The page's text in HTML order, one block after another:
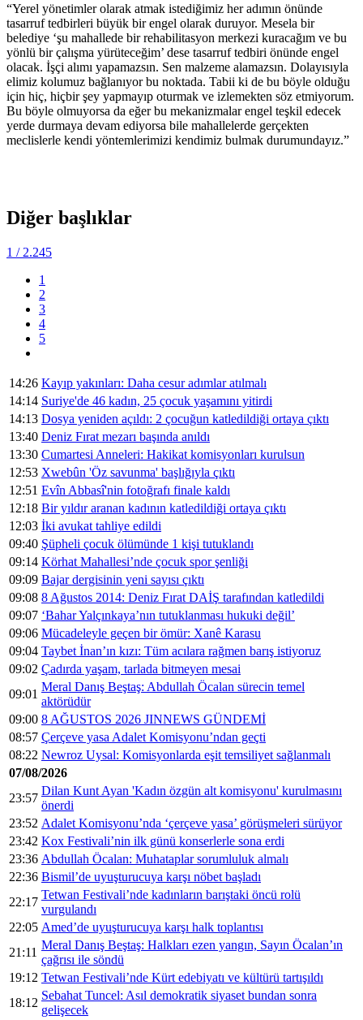
“Yerel yönetimler olarak atmak istediğimiz her adımın önünde
tasarruf tedbirleri büyük bir engel olarak duruyor. Mesela bir
belediye ‘şu mahallede bir rehabilitasyon merkezi kuracağım ve bu
yönlü bir çalışma yürüteceğim’ dese tasarruf tedbiri önünde engel
olacak. İşçi alımı yapamazsın. Sen malzeme alamazsın. Dolayısıyla
elimiz kolumuz bağlanıyor bu noktada. Tabii ki de bu böyle olduğu
için hiç, hiçbir şey yapmayıp oturmak ve izlemekten söz etmiyorum.
Bu böyle olmuyorsa da eğer bu mekanizmalar engel teşkil edecek
yerde durmaya devam ediyorsa bile mahallelerde gerçekten
meclislerle kendi yöntemlerimizi kendimiz bulmak durumundayız.”
Diğer başlıklar
1 / 2.245
1
2
3
4
5
14:26 Kayıp yakınları: Daha cesur adımlar atılmalı
14:14 Suriye'de 46 kadın, 25 çocuk yaşamını yitirdi
14:13 Dosya yeniden açıldı: 2 çocuğun katledildiği ortaya çıktı
13:40 Deniz Fırat mezarı başında anıldı
13:30 Cumartesi Anneleri: Hakikat komisyonları kurulsun
12:53 Xwebûn 'Öz savunma' başlığıyla çıktı
12:51 Evîn Abbasî'nin fotoğrafı finale kaldı
12:18 Bir yıldır aranan kadının katledildiği ortaya çıktı
12:03 İki avukat tahliye edildi
09:40 Şüpheli çocuk ölümünde 1 kişi tutuklandı
09:14 Körhat Mahallesi’nde çocuk spor şenliği
09:09 Bajar dergisinin yeni sayısı çıktı
09:08 8 Ağustos 2014: Deniz Fırat DAİŞ tarafından katledildi
09:07 ‘Bahar Yalçınkaya’nın tutuklanması hukuki değil’
09:06 Mücadeleyle geçen bir ömür: Xanê Karasu
09:04 Taybet İnan’ın kızı: Tüm acılara rağmen barış istiyoruz
09:02 Çadırda yaşam, tarlada bitmeyen mesai
09:01
Meral Danış Beştaş: Abdullah Öcalan sürecin temel
aktörüdür
09:00 8 AĞUSTOS 2026 JINNEWS GÜNDEMİ
08:57 Çerçeve yasa Adalet Komisyonu’ndan geçti
08:22 Newroz Uysal: Komisyonlarda eşit temsiliyet sağlanmalı
07/08/2026
23:57
Dilan Kunt Ayan 'Kadın özgün alt komisyonu' kurulmasını
önerdi
23:52 Adalet Komisyonu’nda ‘çerçeve yasa’ görüşmeleri sürüyor
23:42 Kox Festivali’nin ilk günü konserlerle sona erdi
23:36 Abdullah Öcalan: Muhataplar sorumluluk almalı
22:36 Bismil’de uyuşturucuya karşı nöbet başladı
22:17
Tetwan Festivali’nde kadınların barıştaki öncü rolü
vurgulandı
22:05 Amed’de uyuşturucuya karşı halk toplantısı
21:11
Meral Danış Beştaş: Halkları ezen yangın, Sayın Öcalan’ın
çağrısı ile söndü
19:12 Tetwan Festivali’nde Kürt edebiyatı ve kültürü tartışıldı
18:12
Sebahat Tuncel: Asıl demokratik siyaset bundan sonra
gelişecek